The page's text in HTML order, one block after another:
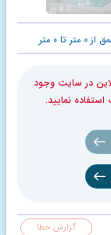
از۰ متر تا۰ متر
در سایت وجود
نمایید.
گزارش خطا